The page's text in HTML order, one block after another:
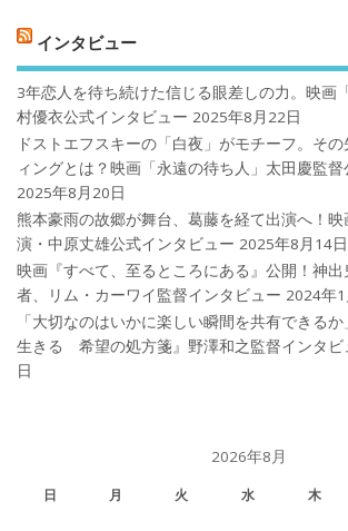
インタビュー
3年恋人を待ち続けた信じる眼差しの力。映画
村優衣公式インタビュー 2025年8月22日
ドストエフスキーの「白夜」がモチーフ。そ
ィングとは？映画「永遠の待ち人」太田慶監
2025年8月20日
熊本豪雨の故郷が舞台、葛藤を経て出演へ！
演・中原丈雄公式インタビュー 2025年8月14日
映画『すべて、至るところにある』公開！神
者、リム・カーワイ監督インタビュー 2024年
「大切なのはいかに楽しい瞬間を共有できる
生きる 希望の処方箋』野澤和之監督インタビ
日
2026年8月
日 月 火 水 木